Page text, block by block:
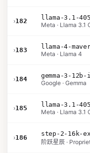
›182
llama-3.1-
Meta · Llama 3.1
›183
Meta · Llama 4
›184
gemma-3-
Google · Gemma
›185
llama-3.1-
Meta · Llama 3.1
›186
step-2-16k-
阶跃星辰 ·